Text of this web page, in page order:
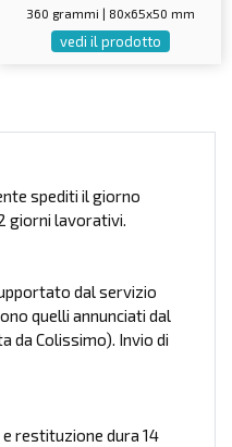
360 grammi | 80x65x50 mm
vedi il prodotto
spediti il giorno
giorni lavorativi.
dal servizio
quelli annunciati dal
da Colissimo). Invio di
restituzione dura 14